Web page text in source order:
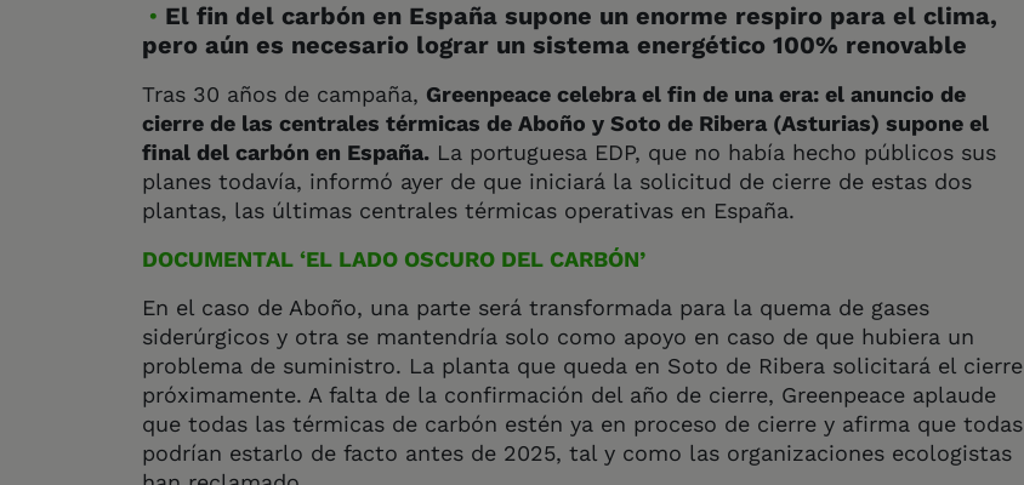
El fin del carbón en España supone un enorme respiro para el clima,
pero aún es necesario lograr un sistema energético 100% renovable
Tras 30 años de campaña, Greenpeace celebra el fin de una era: el anuncio de
cierre de las centrales térmicas de Aboño y Soto de Ribera (Asturias) supone el
final del carbón en España. La portuguesa EDP, que no había hecho públicos sus
planes todavía, informó ayer de que iniciará la solicitud de cierre de estas dos
plantas, las últimas centrales térmicas operativas en España.
DOCUMENTAL ‘EL LADO OSCURO DEL CARBÓN’
En el caso de Aboño, una parte será transformada para la quema de gases
siderúrgicos y otra se mantendría solo como apoyo en caso de que hubiera un
problema de suministro. La planta que queda en Soto de Ribera solicitará el cierre
próximamente. A falta de la confirmación del año de cierre, Greenpeace aplaude
que todas las térmicas de carbón estén ya en proceso de cierre y afirma que todas
podrían estarlo de facto antes de 2025, tal y como las organizaciones ecologistas